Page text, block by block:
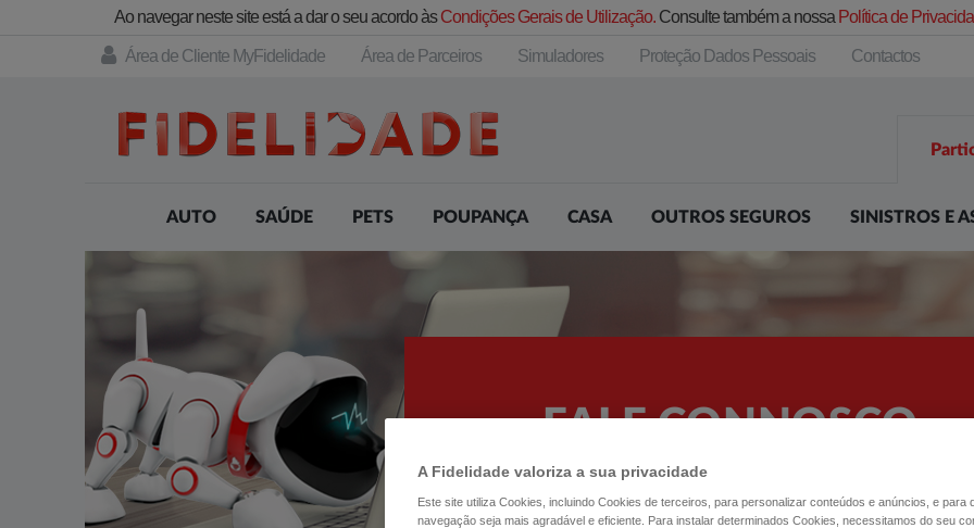
Ao navegar neste site está a dar o seu acordo àsCondições Gerais de Utilização.Consulte também a nossa Política de
Área de Cliente MyFidelidade Área de Parceiros Simuladores Proteção Dados Pessoais Contactos
AUTO SAÚDE PETS POUPANÇA CASA OUTROS SEGUROS SINISTROS E
FALE CONNOSCO
A Fidelidade valoriza a sua privacidade
Este site utiliza Cookies, incluindo Cookies de terceiros, para personalizar conteúdos e anúncios, e para
navegação seja mais agradável e eficiente. Para instalar determinados Cookies, necessitamos do seu